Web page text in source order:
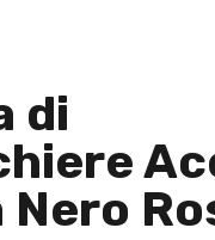
di
Nero